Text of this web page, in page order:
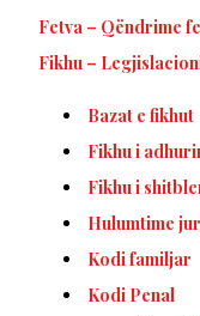
Fetva – Qëndrime
Fikhu –
Bazat e fikhut
Fikhu i
Fikhu i
Hulumtime
Kodi familjar
Kodi Penal